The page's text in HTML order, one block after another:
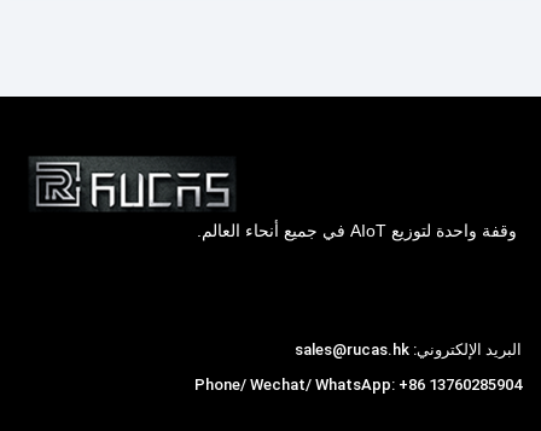
وقفة واحدة لتوزيع AIoT في جميع أنحاء العالم.
البريد الإلكتروني: sales@rucas.hk
Phone/ Wechat/ WhatsApp: +86 13760285904